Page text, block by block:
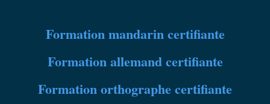
Formation mandarin certifiante
Formation allemand certifiante
Formationorthographe certifiante